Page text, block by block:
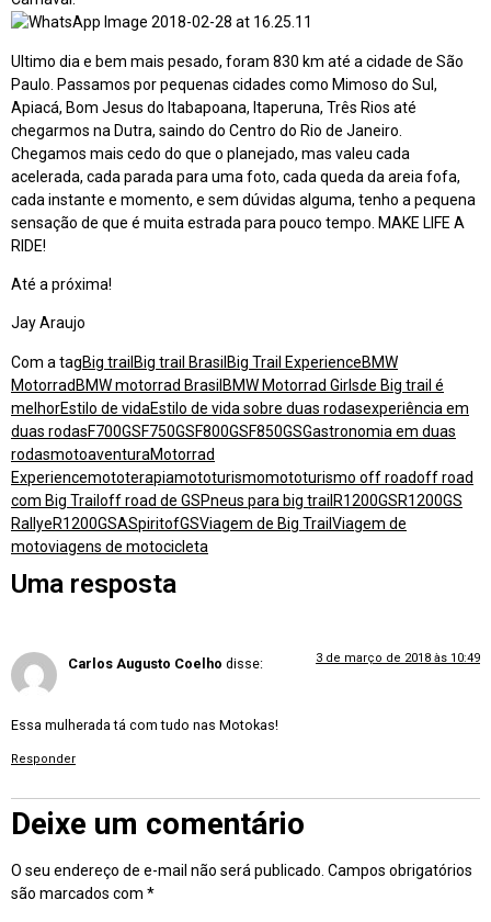
Ultimo dia e bem mais pesado, foram 830 km até a cidade de São
Paulo. Passamos por pequenas cidades como Mimoso do Sul,
Apiacá, Bom Jesus do Itabapoana, Itaperuna, Três Rios até
chegarmos na Dutra, saindo do Centro do Rio de Janeiro.
Chegamos mais cedo do que o planejado, mas valeu cada
acelerada, cada parada para uma foto, cada queda da areia fofa,
cada instante e momento, e sem dúvidas alguma, tenho a pequena
sensação de que é muita estrada para pouco tempo. MAKE LIFE A
RIDE!
Até a próxima!
Jay Araujo
Com a tagBig trail Big trail Brasil Big Trail ExperienceBMW
Motorrad BMW motorrad Brasil BMW Motorrad Girlsde Big trail é
melhorEstilo de vidaEstilo de vida sobre duas rodasexperiência em
duas rodasF700GSF750GSF800GSF850GSGastronomia em duas
rodasmotoaventuraMotorrad
Experiencemototerapiamototurismomototurismo off roadoff road
com Big Trail off road de GSPneus para big trail R1200GSR1200GS
RallyeR1200GSASpiritofGSViagem de Big Trail Viagem de
motoviagens de motocicleta
Uma resposta
Carlos Augusto Coelho disse: 3 de março de 2018 às 10:49
Essa mulherada tá com tudo nas Motokas!
Responder
Deixe um comentário
O seu endereço de e-mail não será publicado. Campos obrigatórios
são marcados com *